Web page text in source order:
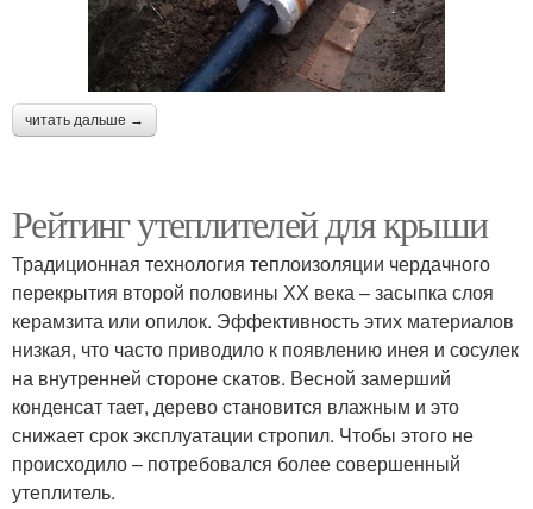
читать дальше →
Рейтинг утеплителей для крыши
Традиционная технология теплоизоляции чердачного
перекрытия второй половины ХХ века – засыпка слоя
керамзита или опилок. Эффективность этих материалов
низкая, что часто приводило к появлению инея и сосулек
на внутренней стороне скатов. Весной замерший
конденсат тает, дерево становится влажным и это
снижает срок эксплуатации стропил. Чтобы этого не
происходило – потребовался более совершенный
утеплитель.